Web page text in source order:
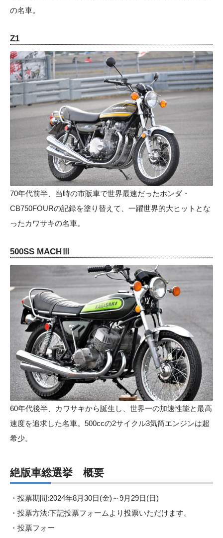
の名車。
Z1
70年代前半、当時の市販車で世界最速だったホンダ・
CB750FOURの記録を塗り替えて、一躍世界的大ヒットとな
ったカワサキの名車。
500SS MACHⅢ
60年代後半、カワサキから誕生し、世界一の加速性能と最高
速度を追求した名車。500ccの2サイクル3気筒エンジンは超
希少。
絶版車総選挙 概要
・投票期間:2024年8月30日(金)～9月29日(日)
・投票方法:下記投票フォームより投票いただけます。
・投票フォー